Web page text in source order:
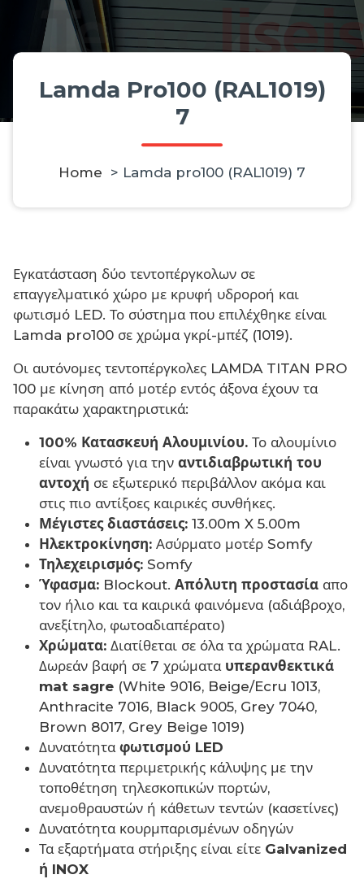
Lamda Pro100 (RAL1019)
7
Home > Lamda pro100 (RAL1019) 7
Εγκατάσταση δύο τεντοπέργκολων σε
επαγγελματικό χώρο με κρυφή υδροροή και
φωτισμό LED. Το σύστημα που επιλέχθηκε είναι
Lamda pro100 σε χρώμα γκρί-μπέζ (1019).
Οι αυτόνομες τεντοπέργκολες LAMDA TITAN PRO
100 με κίνηση από μοτέρ εντός άξονα έχουν τα
παρακάτω χαρακτηριστικά:
100% Κατασκευή Αλουμινίου. Το αλουμίνιο
είναι γνωστό για την αντιδιαβρωτική του
αντοχή σε εξωτερικό περιβάλλον ακόμα και
στις πιο αντίξοες καιρικές συνθήκες.
Μέγιστες διαστάσεις: 13.00m X 5.00m
Ηλεκτροκίνηση: Ασύρματο μοτέρ Somfy
Τηλεχειρισμός: Somfy
Ύφασμα: Blockout. Απόλυτη προστασία απο
τον ήλιο και τα καιρικά φαινόμενα (αδιάβροχο,
ανεξίτηλο, φωτοαδιαπέρατο)
Χρώματα: Διατίθεται σε όλα τα χρώματα RAL.
Δωρεάν βαφή σε 7 χρώματα υπερανθεκτικά
mat sagre (White 9016, Beige/Ecru 1013,
Anthracite 7016, Black 9005, Grey 7040,
Brown 8017, Grey Beige 1019)
Δυνατότητα φωτισμού LED
Δυνατότητα περιμετρικής κάλυψης με την
τοποθέτηση τηλεσκοπικών πορτών,
ανεμοθραυστών ή κάθετων τεντών (κασετίνες)
Δυνατότητα κουρμπαρισμένων οδηγών
Τα εξαρτήματα στήριξης είναι είτε Galvanized
ή INOX